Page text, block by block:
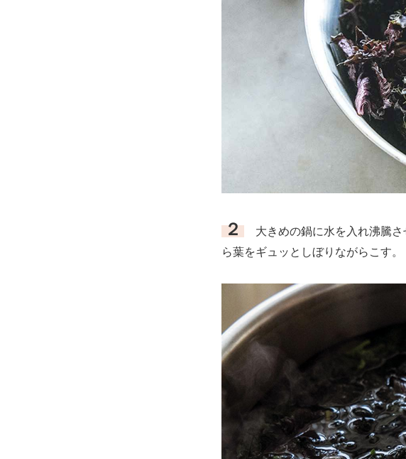
２ 大きめの鍋に水を入れ沸騰さ
ら葉をギュッとしぼりながらこす。